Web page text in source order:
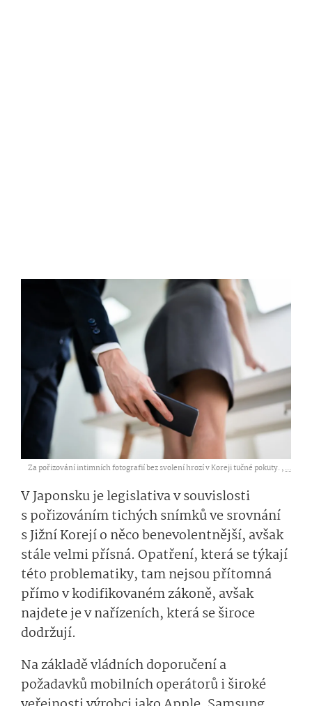
Za pořizování intimních fotografií bez svolení hrozí v Koreji tučné pokuty. ,...
V Japonsku je legislativa v souvislosti
s pořizováním tichých snímků ve srovnání
s Jižní Korejí o něco benevolentnější, avšak
stále velmi přísná. Opatření, která se týkají
této problematiky, tam nejsou přítomná
přímo v kodifikovaném zákoně, avšak
najdete je v nařízeních, která se široce
dodržují.
Na základě vládních doporučení a
požadavků mobilních operátorů i široké